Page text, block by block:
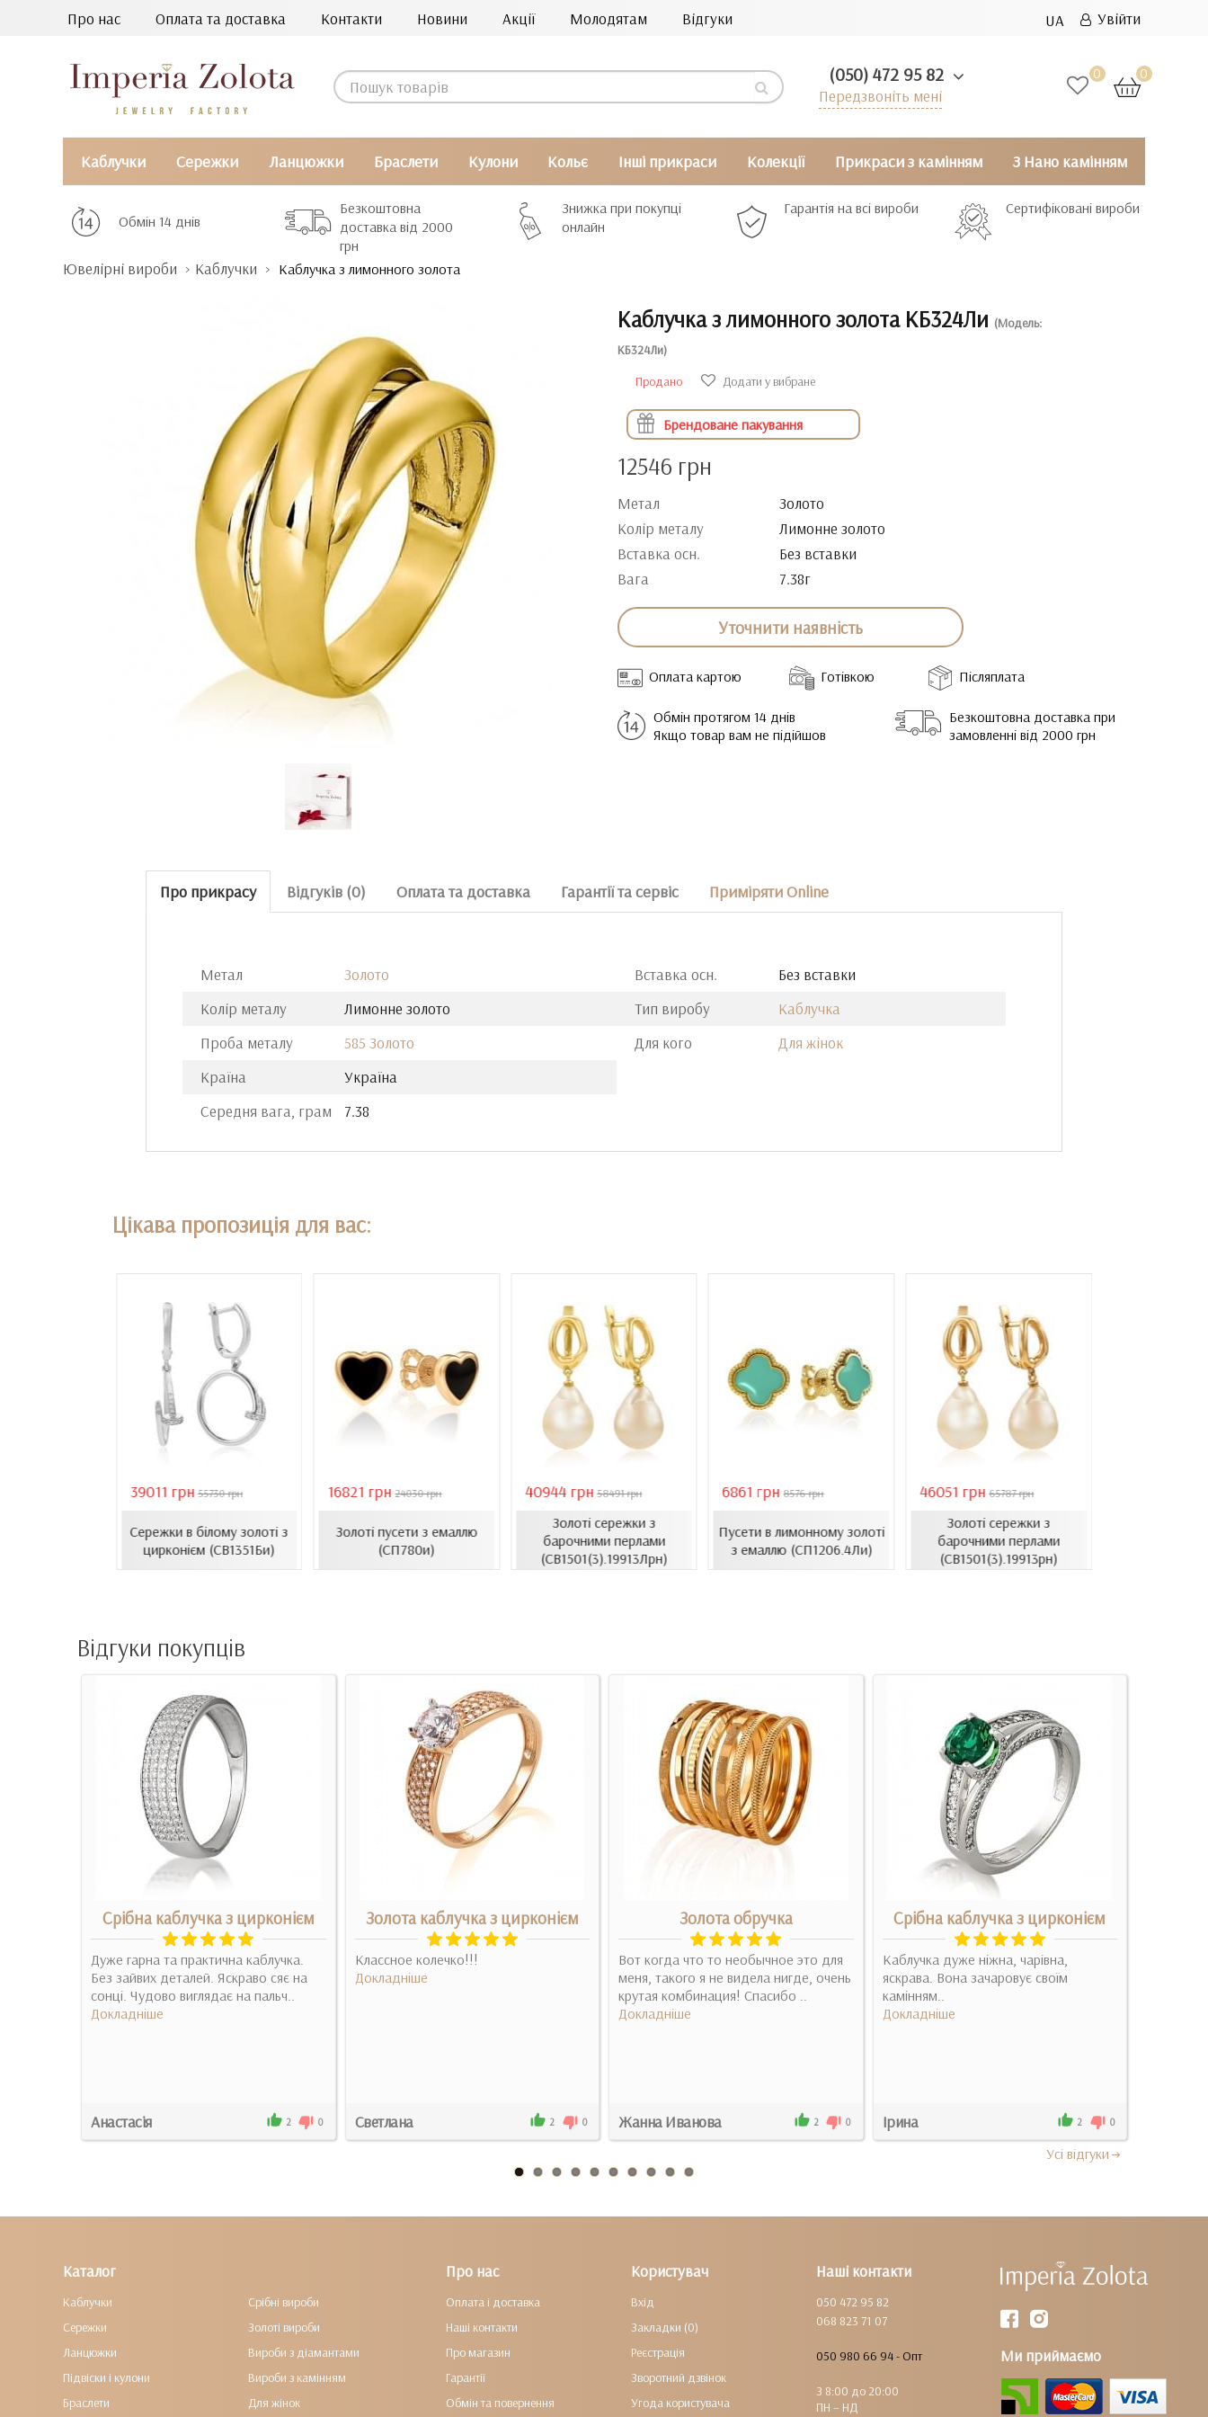
Про нас Оплата та доставка Контакти Новини Акції Молодятам Відгуки UA Увійти
0 0
(050) 472 95 82
Передзвоніть мені
Каблучки Сережки Ланцюжки Браслети Кулони Кольє Інші прикраси Колекції Прикраси з камінням З Нано камінням
Обмін 14 днів
Безкоштовна
доставка від 2000
грн
Знижка при покупці
онлайн
Гарантія на всі вироби Сертифіковані вироби
Ювелірні вироби Каблучки Каблучка з лимонного золота
Каблучка з лимонного золота КБ324Ли (Модель:
КБ324Ли)
Продано
Додати у вибране
Брендоване пакування
12546 грн
Метал
Золото
Колір металу
Лимонне золото
Вставка осн.
Без вставки
Вага
7.38г
Уточнити наявність
Оплата картою Готівкою Післяплата
Обмін протягом 14 днів
Якщо товар вам не підійшов
Безкоштовна доставка при
замовленні від 2000 грн
Про прикрасу Відгуків (0) Оплата та доставка Гарантії та сервіс Приміряти Online
Метал
Золото
Колір металу
Лимонне золото
Проба металу
585 Золото
Країна
Україна
Середня вага, грам
7.38
Вставка осн.
Без вставки
Тип виробу
Каблучка
Для кого
Для жінок
Цікава пропозиція для вас:
39011 грн 55730 грн
Сережки в білому золоті з
цирконієм (СВ1351Би)
16821 грн 24030 грн
Золоті пусети з емаллю
(СП780и)
40944 грн 58491 грн
Золоті сережки з
барочними перлами
(СВ1501(3).19913Лрн)
6861 грн 8576 грн
Пусети в лимонному золоті
з емаллю (СП1206.4Ли)
46051 грн 65787 грн
Золоті сережки з
барочними перлами
(СВ1501(3).19913рн)
Відгуки покупців
Срібна каблучка з цирконієм
Дуже гарна та практична каблучка.
Без зайвих деталей. Яскраво сяє на
сонці. Чудово виглядає на пальч..
Докладніше
Анастасія 2 0
Золота каблучка з цирконієм
Классное колечко!!!
Докладніше
Светлана 2 0
Золота обручка
Вот когда что то необычное это для
меня, такого я не видела нигде, очень
крутая комбинация! Спасибо ..
Докладніше
Жанна Иванова 2 0
Срібна каблучка з цирконієм
Каблучка дуже ніжна, чарівна,
яскрава. Вона зачаровує своїм
камінням..
Докладніше
Ірина 2 0
Усi вiдгуки
Наші контакти
050 472 95 82
068 823 71 07
050 980 66 94 - Опт
З 8:00 до 20:00
ПН – НД
Ми приймаємо
Каталог
Каблучки
Сережки
Ланцюжки
Підвіски і кулони
Браслети
Срібні вироби
Золоті вироби
Вироби з діамантами
Вироби з камінням
Для жінок
Про нас
Оплата і доставка
Наші контакти
Про магазин
Гарантії
Обмін та повернення
Користувач
Вхід
Закладки (0)
Реєстрація
Зворотний дзвінок
Угода користувача